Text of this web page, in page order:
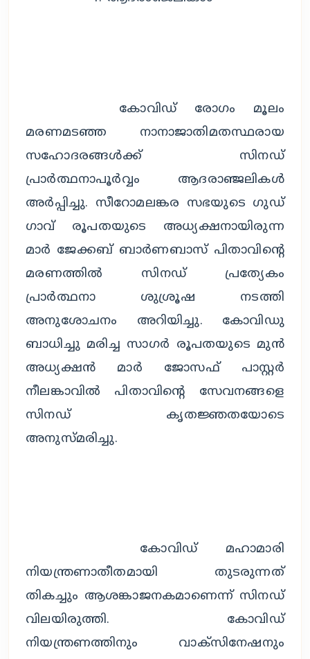
മരണമടഞ്ഞ നാനാജാതിമതസ്ഥരായ
സഹോദരങ്ങൾക്ക് സിനഡ്
പ്രാർത്ഥനാപൂർവ്വം ആദരാഞ്ജലികൾ
അർപ്പിച്ചു. സീറോമലങ്കര സഭയുടെ ​ഗുഡ്​
ഗാവ് രൂപതയുടെ അധ്യക്ഷനായിരുന്ന
മാർ ജേക്കബ് ബാർണബാസ് പിതാവിന്റെ
മരണത്തിൽ സിനഡ് പ്രത്യേകം
പ്രാർത്ഥനാ ശുശ്രൂഷ നടത്തി
അനുശോചനം അറിയിച്ചു. കോവിഡു
ബാധിച്ചു മരിച്ച സാഗർ രൂപതയുടെ മുൻ
അധ്യക്ഷൻ മാർ ജോസഫ് പാസ്റ്റർ
നീലങ്കാവിൽ പിതാവിന്റെ സേവനങ്ങളെ
സിനഡ് കൃതജ്ഞതയോടെ
അനുസ്മരിച്ചു.
നിയന്ത്രണാതീതമായി തുടരുന്നത്
തികച്ചും ആശങ്കാജനകമാണെന്ന് സിനഡ്
വിലയിരുത്തി. കോവിഡ്
നിയന്ത്രണത്തിനും വാക്സിനേഷനും